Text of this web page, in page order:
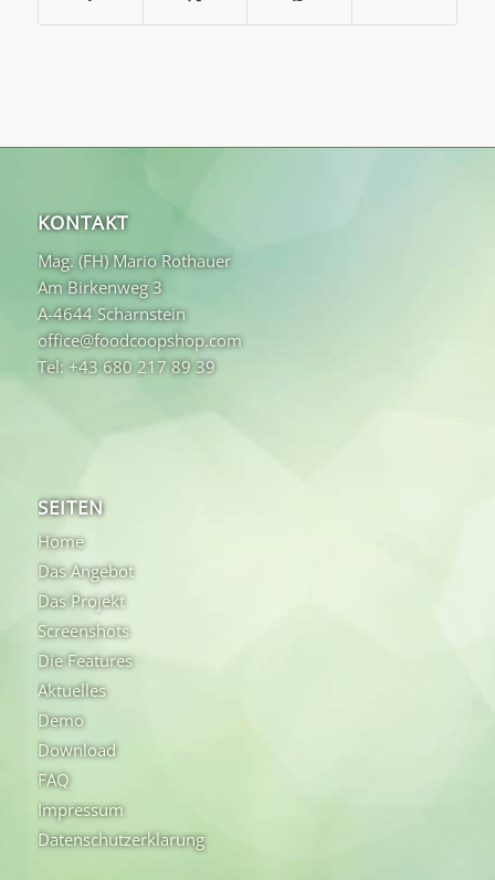
KONTAKT
Mag. (FH) Mario Rothauer
Am Birkenweg 3
A-4644 Scharnstein
office@foodcoopshop.com
Tel: +43 680 217 89 39
SEITEN
Home
Das Angebot
Das Projekt
Screenshots
Die Features
Aktuelles
Demo
Download
FAQ
Impressum
Datenschutzerklärung